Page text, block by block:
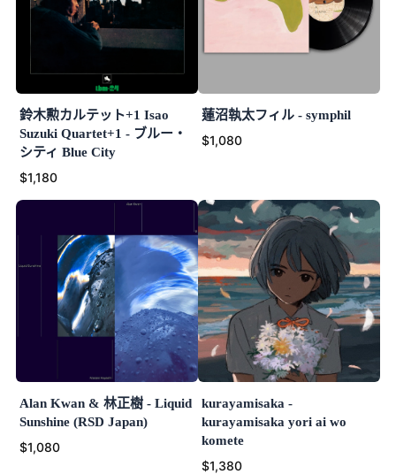
鈴木勲カルテット+1 Isao
Suzuki Quartet+1 - ブルー・
シティ Blue City
$1,180
蓮沼執太フィル - symphil
$1,080
Alan Kwan & 林正樹 - Liquid
Sunshine (RSD Japan)
$1,080
kurayamisaka -
kurayamisaka yori ai wo
komete
$1,380